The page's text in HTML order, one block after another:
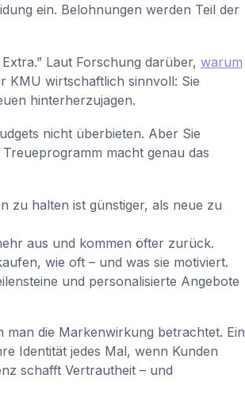
ein. Belohnungen werden Teil der
Laut Forschung darüber, warum
KMU wirtschaftlich sinnvoll: Sie
hinterherzujagen.
nicht überbieten. Aber Sie
macht genau das
zu halten ist günstiger, als neue zu
aus und kommen öfter zurück.
wie oft – und was sie motiviert.
und personalisierte Angebote
die Markenwirkung betrachtet. Ein
Identität jedes Mal, wenn Kunden
schafft Vertrautheit – und